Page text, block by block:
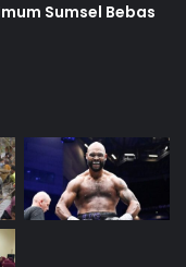
Sumsel Bebas